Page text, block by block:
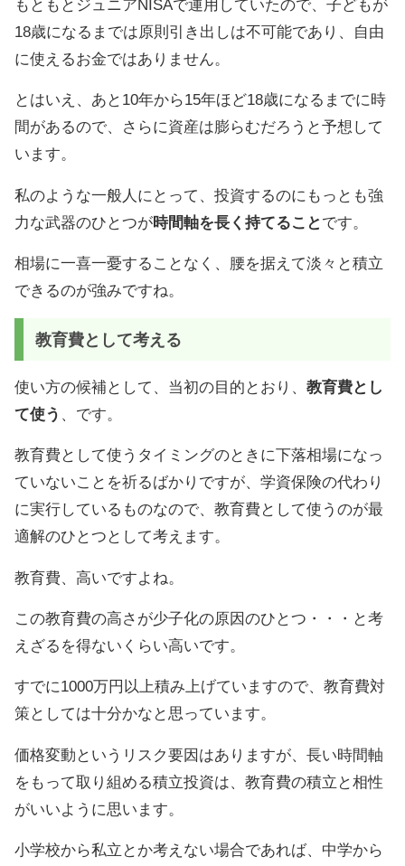
もともとジュニアNISAで運用していたので、子どもが
18歳になるまでは原則引き出しは不可能であり、自由
に使えるお金ではありません。
とはいえ、あと10年から15年ほど18歳になるまでに時
間があるので、さらに資産は膨らむだろうと予想して
います。
私のような一般人にとって、投資するのにもっとも強
力な武器のひとつが時間軸を長く持てること です。
相場に一喜一憂することなく、腰を据えて淡々と積立
できるのが強みですね。
教育費として考える
使い方の候補として、当初の目的とおり、 教育費とし
て使う 、です。
教育費として使うタイミングのときに下落相場になっ
ていないことを祈るばかりですが、学資保険の代わり
に実行しているものなので、教育費として使うのが最
適解のひとつとして考えます。
教育費、高いですよね。
この教育費の高さが少子化の原因のひとつ・・・と考
えざるを得ないくらい高いです。
すでに1000万円以上積み上げていますので、教育費対
策としては十分かなと思っています。
価格変動というリスク要因はありますが、長い時間軸
をもって取り組める積立投資は、教育費の積立と相性
がいいように思います。
小学校から私立とか考えない場合であれば、中学から